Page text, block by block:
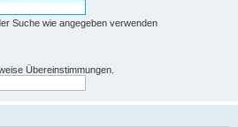
Suche wie angegeben verwenden
Übereinstimmungen.